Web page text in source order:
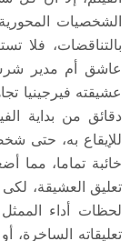
الشخصيات المحورية
بالتناقضات، فلا
عاشق أم مدير
عشيقته فيرجينيا
دقائق من بداية
للإيقاع به، حتى
خائبة تماما، مما
تعليق العشيقة،
لحظات أداء
تعليقاته الساخرة،